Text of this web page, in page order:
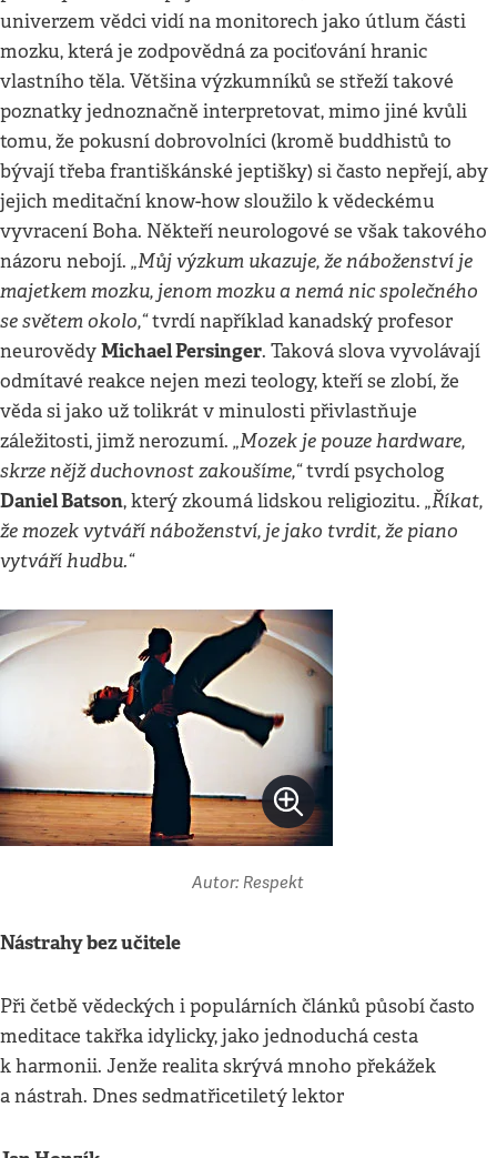
univerzem vědci vidí na monitorech jako útlum části
mozku, která je zodpovědná za pociťování hranic
vlastního těla. Většina výzkumníků se střeží takové
poznatky jednoznačně interpretovat, mimo jiné kvůli
tomu, že pokusní dobrovolníci (kromě buddhistů to
bývají třeba františkánské jeptišky) si často nepřejí, aby
jejich meditační know-how sloužilo k vědeckému
vyvracení Boha. Někteří neurologové se však takového
názoru nebojí. „Můj výzkum ukazuje, že náboženství je
majetkem mozku, jenom mozku a nemá nic společného
se světem okolo,“tvrdí například kanadský profesor
neurovědyMichael Persinger. Taková slova vyvolávají
odmítavé reakce nejen mezi teology, kteří se zlobí, že
věda si jako už tolikrát v minulosti přivlastňuje
záležitosti, jimž nerozumí. „Mozek je pouze hardware,
skrze nějž duchovnost zakoušíme,“tvrdí psycholog
Daniel Batson, který zkoumá lidskou religiozitu. „Říkat,
že mozek vytváří náboženství, je jako tvrdit, že piano
vytváří hudbu.“
Autor: Respekt
Nástrahy bez učitele
Při četbě vědeckých i populárních článků působí často
meditace takřka idylicky, jako jednoduchá cesta
k harmonii. Jenže realita skrývá mnoho překážek
a nástrah. Dnes sedmatřicetiletý lektor